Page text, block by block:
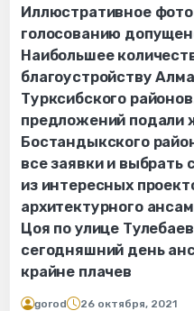
Иллюстративное
голосованию
Наибольшее
благоустройству
Турксибского
предложений подали
Бостандыкского
все заявки и
из интересных
архитектурного
Цоя по улице
сегодняшний день
крайне плачев
gorod 26 октября, 2021